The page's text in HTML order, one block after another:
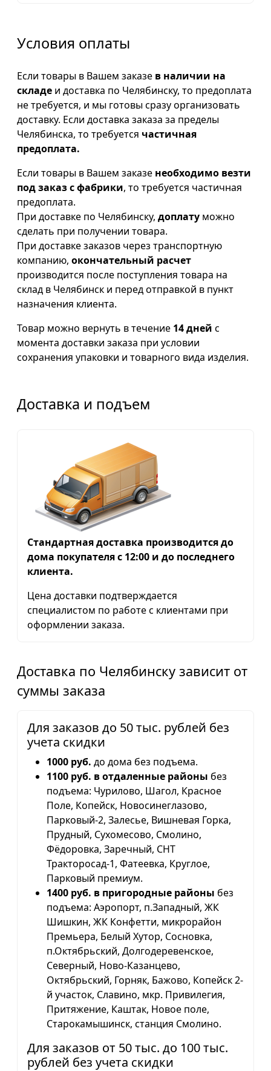
Условия оплаты
Если товары в Вашем заказе в наличии на
складе и доставка по Челябинску, то предоплата
не требуется, и мы готовы сразу организовать
доставку. Если доставка заказа за пределы
Челябинска, то требуется частичная
предоплата.
Если товары в Вашем заказе необходимо везти
под заказ с фабрики, то требуется частичная
предоплата.
При доставке по Челябинску, доплату можно
сделать при получении товара.
При доставке заказов через транспортную
компанию, окончательный расчет
производится после поступления товара на
склад в Челябинск и перед отправкой в пункт
назначения клиента.
Товар можно вернуть в течение 14 дней с
момента доставки заказа при условии
сохранения упаковки и товарного вида изделия.
Доставка и подъем
Стандартная доставка производится до
дома покупателя с 12:00 и до последнего
клиента.
Цена доставки подтверждается
специалистом по работе с клиентами при
оформлении заказа.
Доставка по Челябинску зависит от
суммы заказа
Для заказов до 50 тыс. рублей без
учета скидки
1000 руб. до дома без подъема.
1100 руб. в отдаленные районы без
подъема: Чурилово, Шагол, Красное
Поле, Копейск, Новосинеглазово,
Парковый-2, Залесье, Вишневая Горка,
Прудный, Сухомесово, Смолино,
Фёдоровка, Заречный, СНТ
Тракторосад-1, Фатеевка, Круглое,
Парковый премиум.
1400 руб. в пригородные районы без
подъема: Аэропорт, п.Западный, ЖК
Шишкин, ЖК Конфетти, микрорайон
Премьера, Белый Хутор, Сосновка,
п.Октябрьский, Долгодеревенское,
Северный, Ново-Казанцево,
Октябрьский, Горняк, Бажово, Копейск 2-
й участок, Славино, мкр. Привилегия,
Притяжение, Каштак, Новое поле,
Старокамышинск, станция Смолино.
Для заказов от 50 тыс. до 100 тыс.
рублей без учета скидки